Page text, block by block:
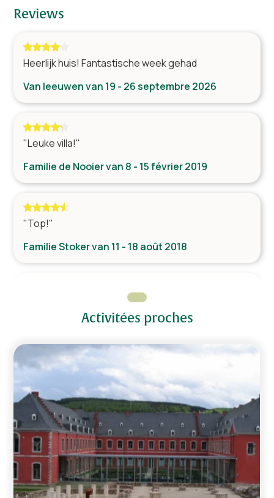
Surround set avec lecteur DVD
Table (s) avec chaises
Cuisine
Four
Micro-ondes
Lave vaisselle
Machine à café
Bouilloire
Bien-être
Piscine
Nombre de chaises d'enfants
Nombre de lits d'enfants
Machine à laver
Séchoir
Nombre de toilettes
4
Jouer à l'intérieur
Jouer à l'extérieur
Jardin et terrasse
Barbecue au charbon
Jardin clos
Reviews
Heerlijk huis! Fantastische week gehad
Van leeuwen van 19 - 26 septembre 2026
"Leuke villa!"
Familie de Nooier van 8 - 15 février 2019
"Top!"
Familie Stoker van 11 - 18 août 2018
"Leuke villa en veel te doen in de omgeving, circuit
van Francorchamps is een aanrader."
"Niks op aan te merken."
Familie Schurkens van 26 - 28 février 2017
"Leuke villa en mooie omgeving!"
Activitées proches